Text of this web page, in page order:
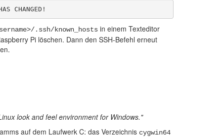
CHANGED!
.ssh/known_hostsin einem Texteditor
Pi löschen. Dann den SSH-Befehl erneut
look and feel environment for Windows."
auf dem Laufwerk C: das Verzeichnis cygwin64